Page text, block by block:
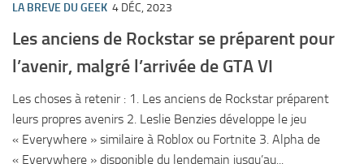
LA BREVE DU GEEK 4 DÉC, 2023
Les anciens de Rockstar se préparent pour
l’avenir, malgré l’arrivée de GTA VI
Les choses à retenir : 1. Les anciens de Rockstar préparent
leurs propres avenirs 2. Leslie Benzies développe le jeu
« Everywhere » similaire à Roblox ou Fortnite 3. Alpha de
« Everywhere » disponible du lendemain jusqu’au...